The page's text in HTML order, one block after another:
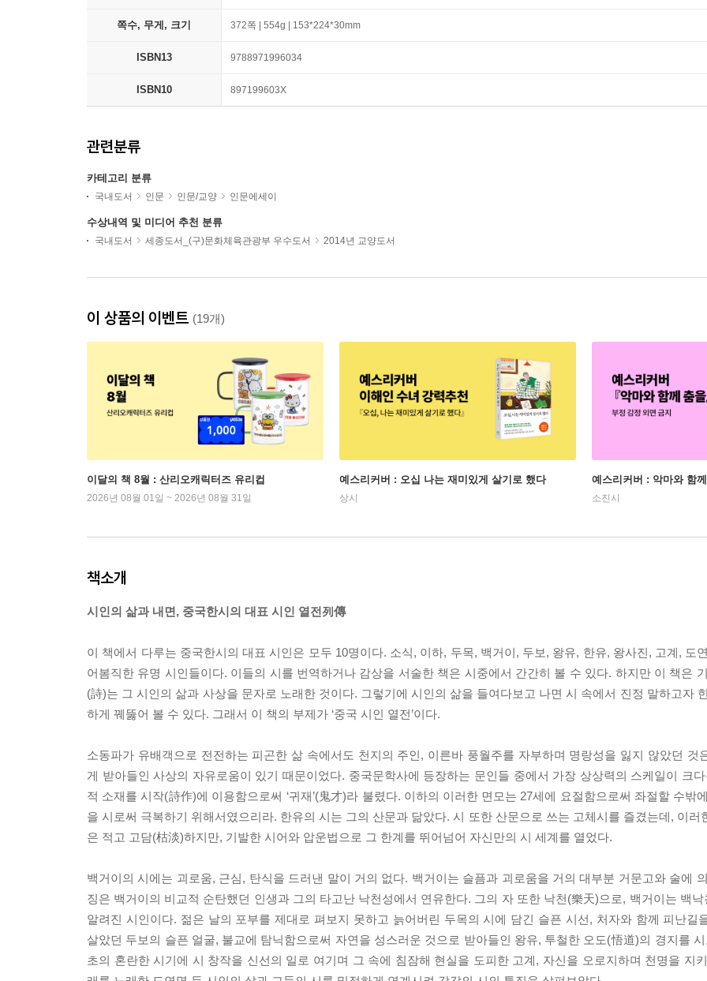
쪽수, 무게, 크기 372쪽 | 554g | 153*224*30mm
ISBN13 9788971996034
ISBN10 897199603X
관련분류
카테고리 분류
국내도서 인문 인문/교양 인문에세이
수상내역 및 미디어 추천 분류
국내도서 세종도서_(구)문화체육관광부 우수도서 2014년 교양도서
이 상품의 이벤트 (19개)
이달의 책 8월 : 산리오캐릭터즈 유리컵
2026년 08월 01일 ~ 2026년 08월 31일
예스리커버 : 오십 나는 재미있게 살기로 했다
상시
예스리커버 : 악마와 함
소진시
책소개
시인의 삶과 내면, 중국한시의 대표 시인 열전列傳
이 책에서 다루는 중국한시의 대표 시인은 모두 10명이다. 소식, 이하, 두목, 백거이, 두보, 왕유, 한유, 왕사진, 고계, 도
어봄직한 유명 시인들이다. 이들의 시를 번역하거나 감상을 서술한 책은 시중에서 간간히 볼 수 있다. 하지만 이 책은
(詩)는 그 시인의 삶과 사상을 문자로 노래한 것이다. 그렇기에 시인의 삶을 들여다보고 나면 시 속에서 진정 말하고자
하게 꿰뚫어 볼 수 있다. 그래서 이 책의 부제가 ‘중국 시인 열전’이다.
소동파가 유배객으로 전전하는 피곤한 삶 속에서도 천지의 주인, 이른바 풍월주를 자부하며 명랑성을 잃지 않았던 것
게 받아들인 사상의 자유로움이 있기 때문이었다. 중국문학사에 등장하는 문인들 중에서 가장 상상력의 스케일이 크
적 소재를 시작(詩作)에 이용함으로써 ‘귀재’(鬼才)라 불렸다. 이하의 이러한 면모는 27세에 요절함으로써 좌절할 수밖
을 시로써 극복하기 위해서였으리라. 한유의 시는 그의 산문과 닮았다. 시 또한 산문으로 쓰는 고체시를 즐겼는데, 이러
은 적고 고담(枯淡)하지만, 기발한 시어와 압운법으로 그 한계를 뛰어넘어 자신만의 시 세계를 열었다.
백거이의 시에는 괴로움, 근심, 탄식을 드러낸 말이 거의 없다. 백거이는 슬픔과 괴로움을 거의 대부분 거문고와 술에
징은 백거이의 비교적 순탄했던 인생과 그의 타고난 낙천성에서 연유한다. 그의 자 또한 낙천(樂天)으로, 백거이는 백
알려진 시인이다. 젊은 날의 포부를 제대로 펴보지 못하고 늙어버린 두목의 시에 담긴 슬픈 시선, 처자와 함께 피난길
살았던 두보의 슬픈 얼굴, 불교에 탐닉함으로써 자연을 성스러운 것으로 받아들인 왕유, 투철한 오도(悟道)의 경지를
초의 혼란한 시기에 시 창작을 신선의 일로 여기며 그 속에 침잠해 현실을 도피한 고계, 자신을 오로지하며 천명을 지